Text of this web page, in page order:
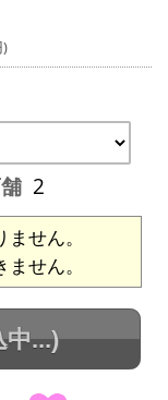
2
せん。
せん。
中...)